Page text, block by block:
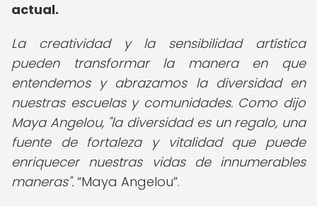
actual.
La creatividad y la sensibilidad artística
pueden transformar la manera en que
entendemos y abrazamos la diversidad en
nuestras escuelas y comunidades. Como dijo
Maya Angelou, "la diversidad es un regalo, una
fuente de fortaleza y vitalidad que puede
enriquecer nuestras vidas de innumerables
maneras". Maya Angelou .